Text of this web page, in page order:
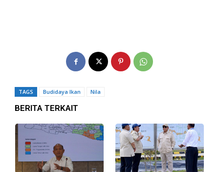
TAGS Budidaya Ikan Nila
BERITA TERKAIT